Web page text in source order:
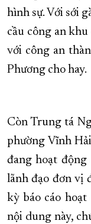
hình sự. Với sới
cầu công an khu
với công an
Phương cho hay.
Còn Trung tá
phường Vĩnh
đang hoạt động
lãnh đạo đơn vị
kỳ báo cáo
nội dung này,